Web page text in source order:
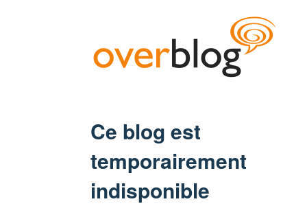
Ce blog est
temporairement
indisponible